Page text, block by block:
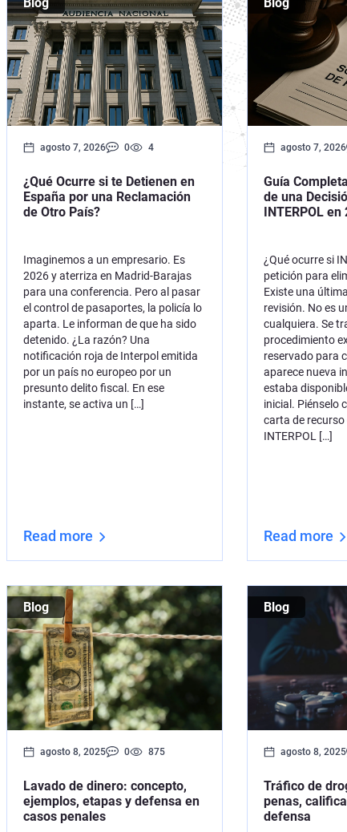
Ciberdelitos
Delitos Fiscales Internacionales
agosto 7, 2026 0 4
¿Qué Ocurre si te Detienen en
España por una Reclamación
de Otro País?
Imaginemos a un empresario. Es
2026 y aterriza en Madrid-Barajas
para una conferencia. Pero al pasar
el control de pasaportes, la policía lo
aparta. Le informan de que ha sido
detenido. ¿La razón? Una
notificación roja de Interpol emitida
por un país no europeo por un
presunto delito fiscal. En ese
instante, se activa un […]
Read more
agosto 7, 2026
Guía
de una
INTERPOL en
¿Qué ocurre si
petición para
Existe una
revisión. No es
cualquiera. Se
procedimiento
reservado para
aparece nueva
estaba
inicial. Piénselo
carta de
INTERPOL […]
Read more
Blog
agosto 8, 2025 0 875
Lavado de dinero: concepto,
ejemplos, etapas y defensa en
casos penales
Blog
agosto 8, 2025
Tráfico de
penas,
defensa